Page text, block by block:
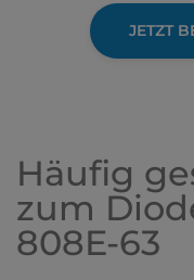
JETZT
Häufig
zum
808E-63